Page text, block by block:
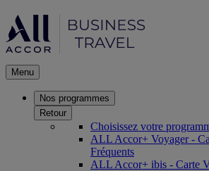
Menu
Nos programmes
Retour
Choisissez votre
ALL Accor+ Voyager -
Fréquents
ALL Accor+ ibis - Carte